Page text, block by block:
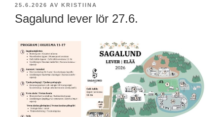
PUBLICERAT
25.6.2026 AV KRISTIINA
Sagalund lever lör 27.6.